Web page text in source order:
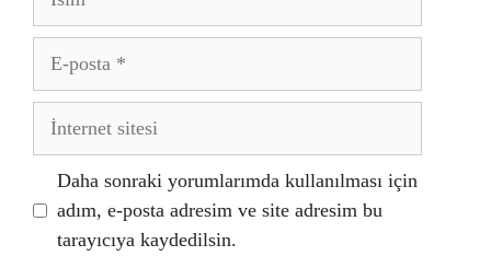
posta
İnternet
Daha sonraki yorumlarımda kullanılması için
adım, e-posta adresim ve site adresim bu
tarayıcıya kaydedilsin.